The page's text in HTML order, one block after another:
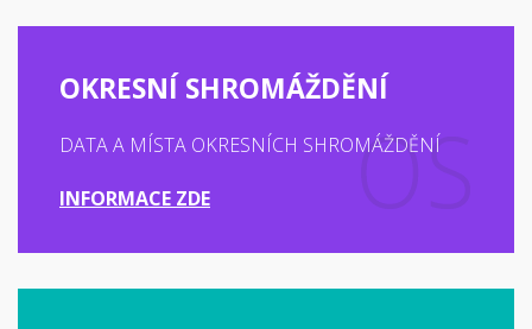
OKRESNÍ SHROMÁŽDĚNÍ
DATA A MÍSTA OKRESNÍCH SHROMÁŽDĚNÍ
INFORMACE ZDE